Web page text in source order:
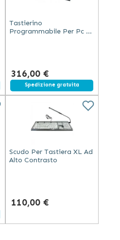
Tastierino
Programmabile Per Pc 16
316,00 €
Spedizione gratuita
Scudo Per Tastiera XL Ad
Alto Contrasto
110,00 €